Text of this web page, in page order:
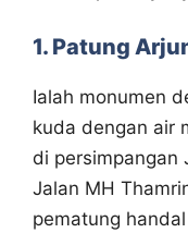
1. Patung
Ialah monumen
kuda dengan air
di persimpangan
Jalan MH
pematung